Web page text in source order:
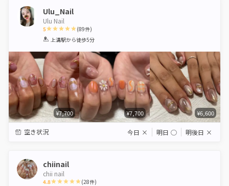
Ulu_Nail
Ulu Nail
5
1 2 3 4 5
(89件)
上溝駅から徒歩5分
¥7,700 ¥7,700 ¥6,600
空き状況 今日 × 明日 ◯ 明後日 ×
chiinail
chii nail
4.8 (28件)